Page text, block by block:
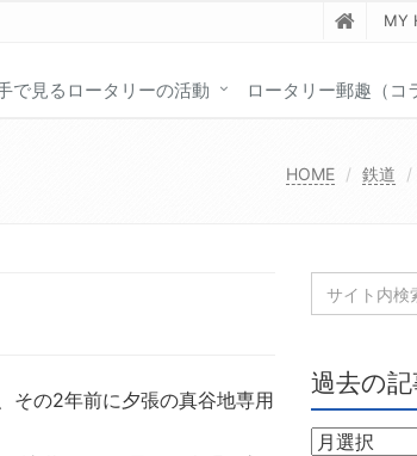
MY
で見るロータリーの活動 ロータリー郵趣（コ
HOME 鉄道
その2年前に夕張の真谷地専用
過去の記